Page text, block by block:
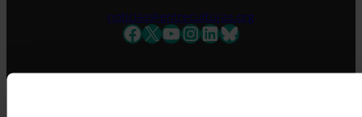
Correo electrónico *
noticias@entreculturas.org
Facebook
X YouTube
Instagram
LinkedIn
Bluesky